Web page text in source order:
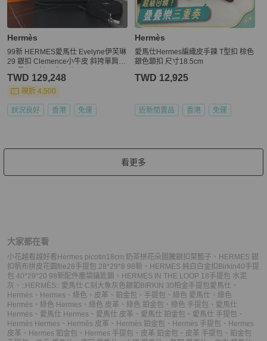
Hermès
99新 HERMES愛馬仕 Evelyne伊芙琳
29 銀扣 Clemence小牛皮 斜挎單肩包
TWD 129,248
現折 4,500
狀況良好 香港 免運
Hermès
愛馬仕Hermes編織皮手鍊 T型扣 棕色
銀色鎖扣 尺寸18.5cm
TWD 12,925
近新閒置品 香港 免運
看更多
大家都在看
小花越看越好看Hermes picotin18cm 奶茶拼花朵圖騰銀扣菜籃子 、 HERMES 銀
扣帆布拼皮花園file28手提包 28*29*8 98新 、 HERMES 純白白金扣Birkin40手提
包 40*29*20 98新配件塵袋鑰匙鎖 、 HERMES IN THE LOOP 18手提包 水泥
灰 、 ::HERMÈS:: 愛馬仕 C刻大象灰色銀釦BIRKIN 30柏金手提包 愛馬仕 、
Hermès 、 Hermes 、 綠色 、 皮革 、 鉑金包 、 手提包 、 綠色 愛馬仕 、 綠色
Hermès 、 綠色 Hermes 、 綠色 皮革 、 綠色 鉑金包 、 綠色 手提包 、 愛馬仕
Hermès 、 愛馬仕 Hermes 、 愛馬仕 皮革 、 愛馬仕 鉑金包 、 愛馬仕 手提包 、
Hermès Hermes 、 Hermès 皮革 、 Hermès 鉑金包 、 Hermès 手提包 、 Hermes
皮革 、 Hermes 鉑金包 、 Hermes 手提包 、 皮革 鉑金包 、 皮革 手提包 、 鉑金包